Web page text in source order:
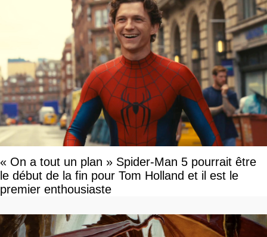
« On a tout un plan » Spider-Man 5 pourrait être
le début de la fin pour Tom Holland et il est le
premier enthousiaste